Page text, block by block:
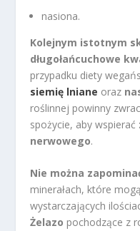
nasiona.
Kolejnym istotnym
długołańcuchowe
przypadku diety
siemię lniane oraz
roślinnej powinny
spożycie, aby wspierać
nerwowego.
Nie można
minerałach, które
wystarczających
Żelazo pochodzące z